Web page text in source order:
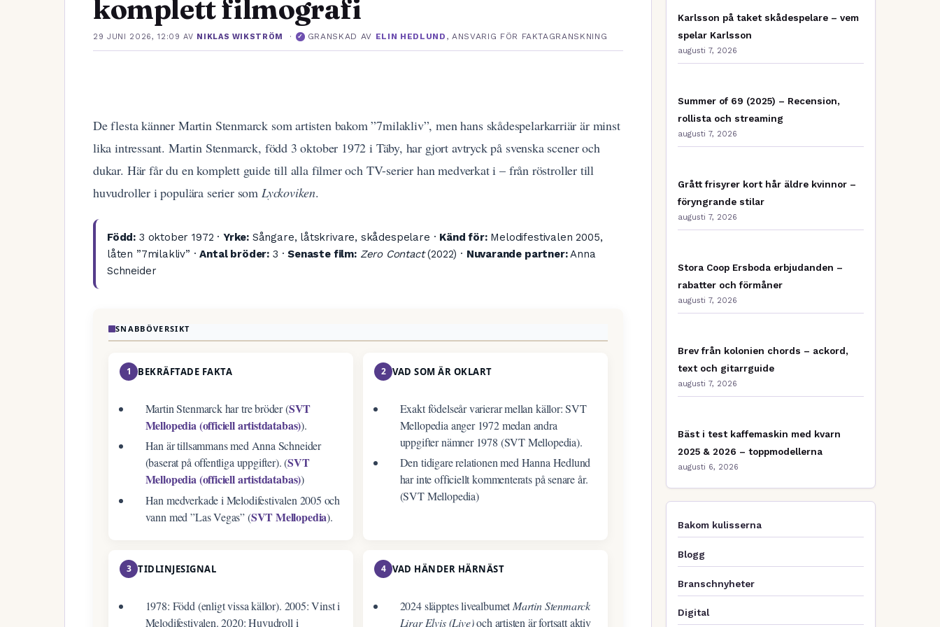
komplett filmografi
29 JUNI 2026, 12:09 AV NIKLAS WIKSTRÖM · ✓ GRANSKAD AV ELIN HEDLUND , ANSVARIG FÖR FAKTAGRANSKNING
De flesta känner Martin Stenmarck som artisten bakom ”7milakliv”, men hans skådespelarkarriär är minst
lika intressant. Martin Stenmarck, född 3 oktober 1972 i Täby, har gjort avtryck på svenska scener och
dukar. Här får du en komplett guide till alla filmer och TV-serier han medverkat i – från röstroller till
huvudroller i populära serier som Lyckoviken.
Född: 3 oktober 1972 · Yrke:Sångare, låtskrivare, skådespelare · Känd för:Melodifestivalen 2005,
låten ”7milakliv” ·Antal bröder: 3 ·Senaste film: Zero Contact(2022) · Nuvarande partner:Anna
Schneider
SNABBÖVERSIKT
1 BEKRÄFTADE FAKTA
Martin Stenmarck har tre bröder (SVT
Mellopedia (officiell artistdatabas)).
Han är tillsammans med Anna Schneider
(baserat på offentliga uppgifter). (SVT
Mellopedia (officiell artistdatabas))
Han medverkade i Melodifestivalen 2005 och
vann med ”Las Vegas” (SVT Mellopedia).
2 VAD SOM ÄR OKLART
Exakt födelseår varierar mellan källor: SVT
Mellopedia anger 1972 medan andra
uppgifter nämner 1978 (SVT Mellopedia).
Den tidigare relationen med Hanna Hedlund
har inte officiellt kommenterats på senare år.
(SVT Mellopedia)
3 TIDLINJESIGNAL
1978: Född (enligt vissa källor). 2005: Vinst i
Melodifestivalen. 2020: Huvudroll i
4 VAD HÄNDER HÄRNÄST
2024 släpptes livealbumetMartin Stenmarck
Lirar Elvis (Live)och artisten är fortsatt aktiv
Karlsson på taket skådespelare – vem
spelar Karlsson
augusti 7, 2026
Summer of 69 (2025) – Recension,
rollista och streaming
augusti 7, 2026
Grått frisyrer kort hår äldre kvinnor –
föryngrande stilar
augusti 7, 2026
Stora Coop Ersboda erbjudanden –
rabatter och förmåner
augusti 7, 2026
Brev från kolonien chords – ackord,
text och gitarrguide
augusti 7, 2026
Bäst i test kaffemaskin med kvarn
2025 & 2026 – toppmodellerna
augusti 6, 2026
Bakom kulisserna
Blogg
Branschnyheter
Digital